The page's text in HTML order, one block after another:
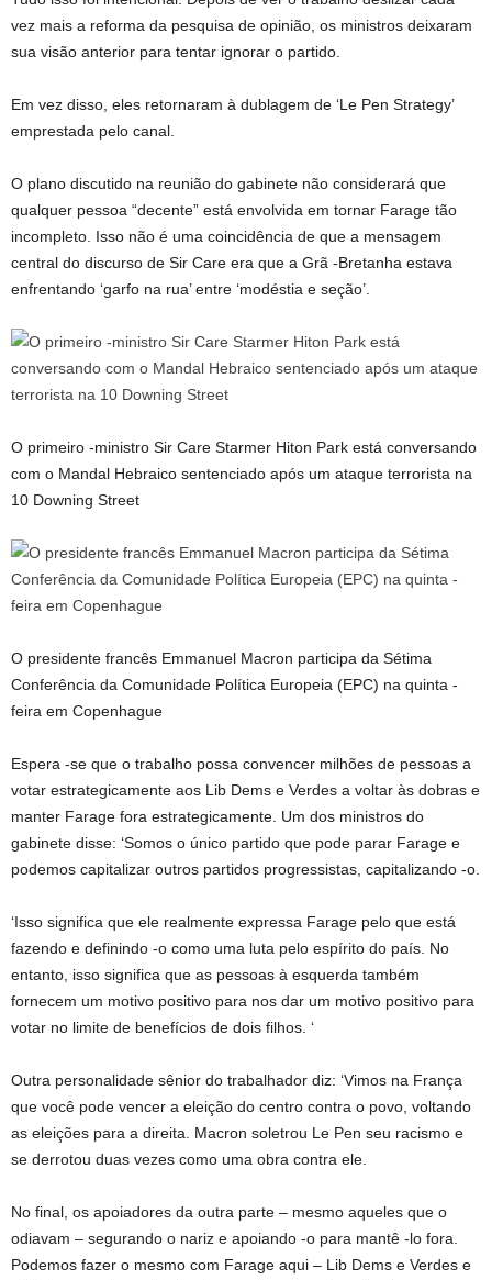
vez mais a reforma da pesquisa de opinião, os ministros deixaram
sua visão anterior para tentar ignorar o partido.
Em vez disso, eles retornaram à dublagem de ‘Le Pen Strategy’
emprestada pelo canal.
O plano discutido na reunião do gabinete não considerará que
qualquer pessoa “decente” está envolvida em tornar Farage tão
incompleto. Isso não é uma coincidência de que a mensagem
central do discurso de Sir Care era que a Grã -Bretanha estava
enfrentando ‘garfo na rua’ entre ‘modéstia e seção’.
O primeiro -ministro Sir Care Starmer Hiton Park está conversando
com o Mandal Hebraico sentenciado após um ataque terrorista na
10 Downing Street
O presidente francês Emmanuel Macron participa da Sétima
Conferência da Comunidade Política Europeia (EPC) na quinta -
feira em Copenhague
Espera -se que o trabalho possa convencer milhões de pessoas a
votar estrategicamente aos Lib Dems e Verdes a voltar às dobras e
manter Farage fora estrategicamente. Um dos ministros do
gabinete disse: ‘Somos o único partido que pode parar Farage e
podemos capitalizar outros partidos progressistas, capitalizando -o.
‘Isso significa que ele realmente expressa Farage pelo que está
fazendo e definindo -o como uma luta pelo espírito do país. No
entanto, isso significa que as pessoas à esquerda também
fornecem um motivo positivo para nos dar um motivo positivo para
votar no limite de benefícios de dois filhos. ‘
Outra personalidade sênior do trabalhador diz: ‘Vimos na França
que você pode vencer a eleição do centro contra o povo, voltando
as eleições para a direita. Macron soletrou Le Pen seu racismo e
se derrotou duas vezes como uma obra contra ele.
No final, os apoiadores da outra parte – mesmo aqueles que o
odiavam – segurando o nariz e apoiando -o para mantê -lo fora.
Podemos fazer o mesmo com Farage aqui – Lib Dems e Verdes e